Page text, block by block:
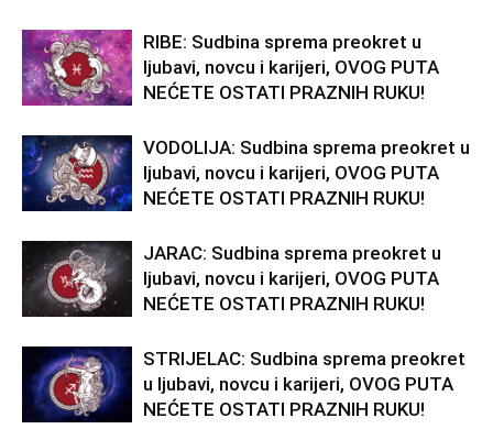
RIBE: Sudbina sprema preokret u
ljubavi, novcu i karijeri, OVOG PUTA
NEĆETE OSTATI PRAZNIH RUKU!
VODOLIJA: Sudbina sprema preokret u
ljubavi, novcu i karijeri, OVOG PUTA
NEĆETE OSTATI PRAZNIH RUKU!
JARAC: Sudbina sprema preokret u
ljubavi, novcu i karijeri, OVOG PUTA
NEĆETE OSTATI PRAZNIH RUKU!
STRIJELAC: Sudbina sprema preokret
u ljubavi, novcu i karijeri, OVOG PUTA
NEĆETE OSTATI PRAZNIH RUKU!